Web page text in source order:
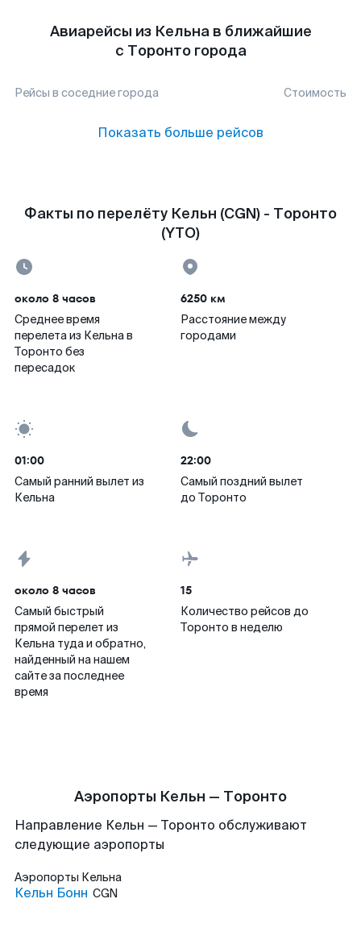
Авиарейсы из Кельна в ближайшие
с Торонто города
Рейсы в соседние города Стоимость
Показать больше рейсов
Факты по перелёту Кельн (CGN) - Торонто
(YTO)
около 8 часов
Среднее время
перелета из Кельна в
Торонто без
пересадок
6250 км
Расстояние между
городами
01:00
Самый ранний вылет из
Кельна
22:00
Самый поздний вылет
до Торонто
около 8 часов
Самый быстрый
прямой перелет из
Кельна туда и обратно,
найденный на нашем
сайте за последнее
время
15
Количество рейсов до
Торонто в неделю
Аэропорты Кельн — Торонто
Направление Кельн — Торонто обслуживают
следующие аэропорты
Аэропорты Кельна
Кельн Бонн CGN